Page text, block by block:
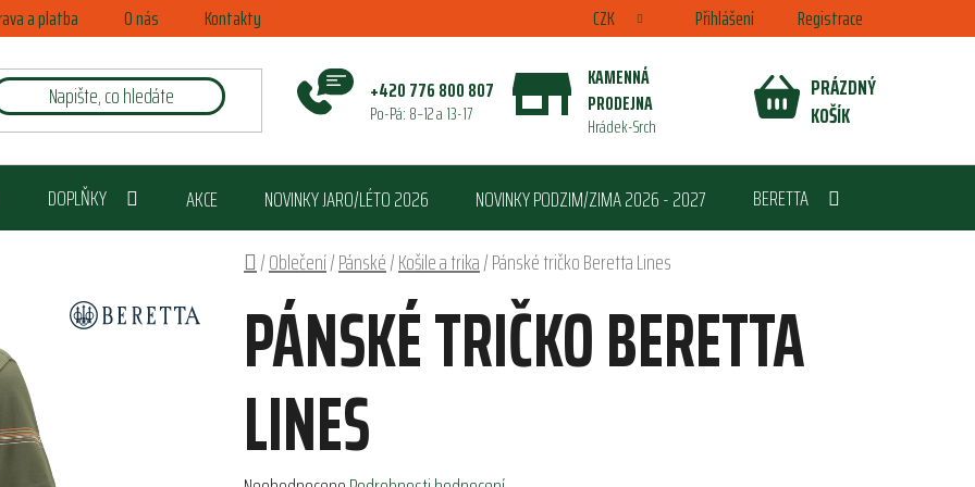
a platba O nás Kontakty CZK Přihlášení Registrace
+420 776 800 807
Po-Pá: 8–12 a 13-17
KAMENNÁ
PRODEJNA
Hrádek-Srch
NÁKUPNÍ
PRÁZDNÝ
KOŠÍK
DOPLŇKY AKCE NOVINKY JARO/LÉTO 2026 NOVINKY PODZIM/ZIMA 2026 - 2027
BERETTA
Domů
/Oblečení/Pánské/Košile a trika/Pánské tričko Beretta Lines
PÁNSKÉ TRIČKO BERETTA
LINES